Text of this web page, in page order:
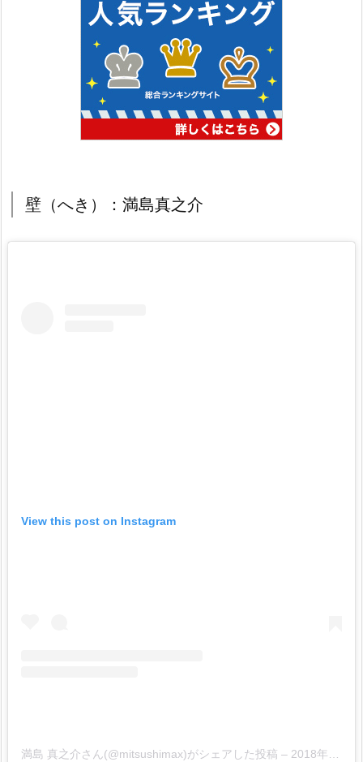
壁（へき）：満島真之介
View this post on Instagram
満島 真之介さん(@mitsushimax)がシェアした投稿 – 2018年 9月月14日午後3時03分PDT